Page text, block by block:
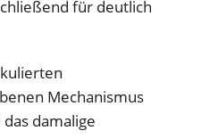
für deutlich
Mechanismus
damalige